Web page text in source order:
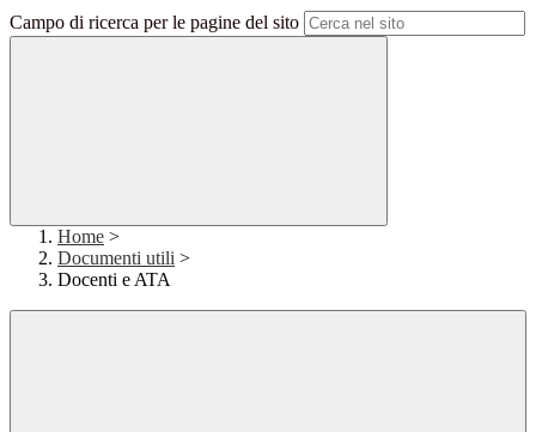
Campo di ricerca per le pagine del sito
Home >
Documenti utili >
Docenti e ATA